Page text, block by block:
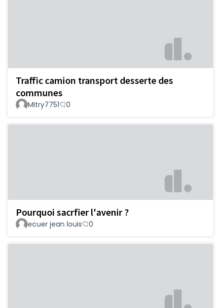
Traffic camion transport desserte des
communes
MItry7751 0
Pourquoi sacrfier l'avenir ?
ecuer jean louis 0